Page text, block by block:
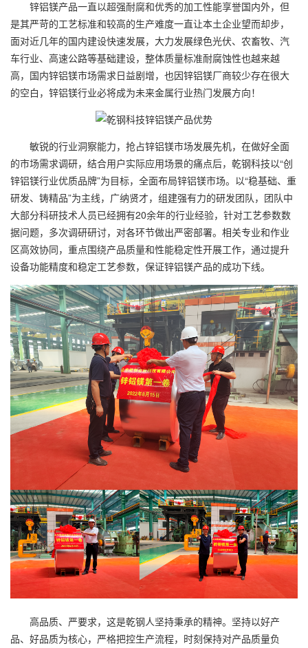
锌铝镁产品一直以超强耐腐和优秀的加工性能享誉国内外，但
是其严苛的工艺标准和较高的生产难度一直让本土企业望而却步，
面对近几年的国内建设快速发展，大力发展绿色光伏、农畜牧、汽
车行业、高速公路等基础建设，整体质量标准耐腐蚀性也越来越
高，国内锌铝镁市场需求日益剧增，也因锌铝镁厂商较少存在很大
的空白，锌铝镁行业必将成为未来金属行业热门发展方向！
敏锐的行业洞察能力，抢占锌铝镁市场发展先机，在做好全面
的市场需求调研，结合用户实际应用场景的痛点后，乾钢科技以“创
锌铝镁行业优质品牌”为目标，全面布局锌铝镁市场。以“稳基础、重
研发、铸精品”为主线，广纳贤才，组建强有力的研发团队，团队中
大部分科研技术人员已经拥有20余年的行业经验，针对工艺参数数
据问题，多次调研研讨，对各环节做出严密部署。相关专业和作业
区高效协同，重点围绕产品质量和性能稳定性开展工作，通过提升
设备功能精度和稳定工艺参数，保证锌铝镁产品的成功下线。
高品质、严要求，这是乾钢人坚持秉承的精神。坚持以好产
品、好品质为核心，严格把控生产流程，时刻保持对产品质量负